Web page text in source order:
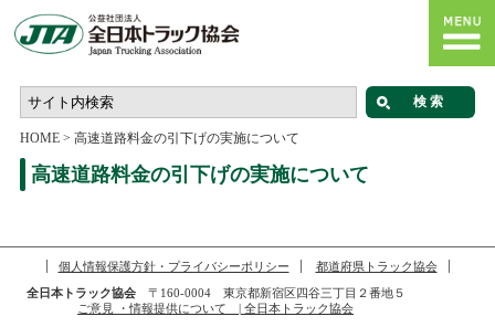
HOME> 高速道路料金の引下げの実施について
高速道路料金の引下げの実施について
個人情報保護方針・プライバシーポリシー
都道府県トラック協会
全日本トラック協会〒160-0004 東京都新宿区四谷三丁目２番地５
ご意見 ・情報提供について | 全日本トラック協会